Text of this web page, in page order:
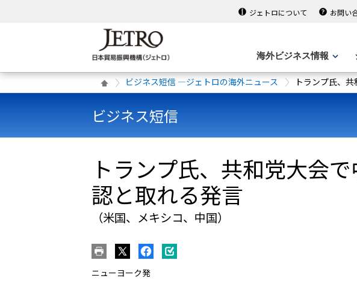
ジェトロについて お問い
海外ビジネス情報
ビジネス短信 ―ジェトロの海外ニュース トランプ氏、
ビジネス短信
トランプ氏、共和党大会
認と取れる発言
（米国、メキシコ、中国）
ニューヨーク発